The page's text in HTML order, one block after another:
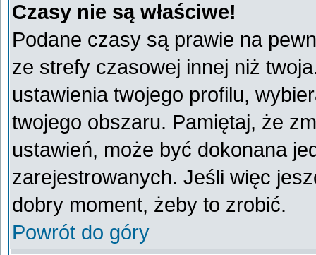
Czasy nie są właściwe!
Podane czasy są prawie na
ze strefy czasowej innej niż
ustawienia twojego profilu,
twojego obszaru. Pamiętaj, że
ustawień, może być dokonana
zarejestrowanych. Jeśli więc
dobry moment, żeby to zrobić.
Powrót do góry